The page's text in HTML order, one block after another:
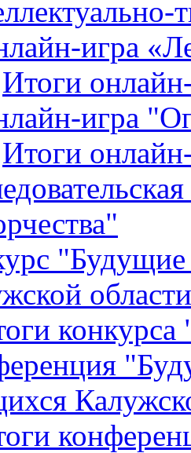
игра
Итоги
игра
Итоги
области